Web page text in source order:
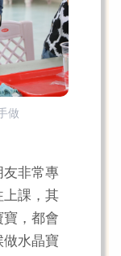
做
友非常專
上課，其
寶，都會
水晶寶